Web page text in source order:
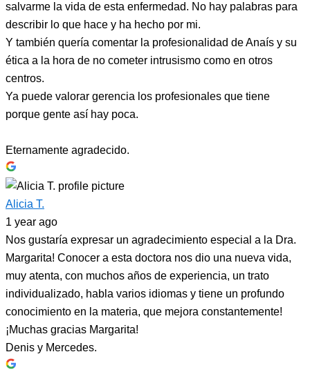
salvarme la vida de esta enfermedad. No hay palabras para
describir lo que hace y ha hecho por mi.
Y también quería comentar la profesionalidad de Anaís y su
ética a la hora de no cometer intrusismo como en otros
centros.
Ya puede valorar gerencia los profesionales que tiene
porque gente así hay poca.
Eternamente agradecido.
Alicia T.
1 year ago
Nos gustaría expresar un agradecimiento especial a la Dra.
Margarita! Conocer a esta doctora nos dio una nueva vida,
muy atenta, con muchos años de experiencia, un trato
individualizado, habla varios idiomas y tiene un profundo
conocimiento en la materia, que mejora constantemente!
¡Muchas gracias Margarita!
Denis y Mercedes.